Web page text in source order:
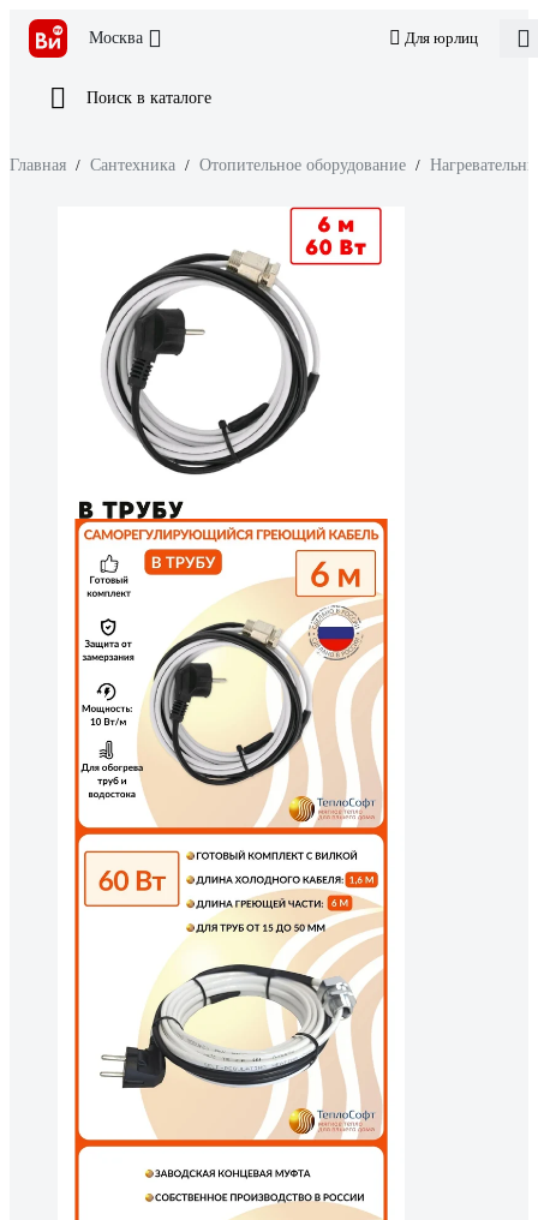
Москва Для юрлиц
Поиск в каталоге
Главная / Сантехника / Отопительное оборудование /